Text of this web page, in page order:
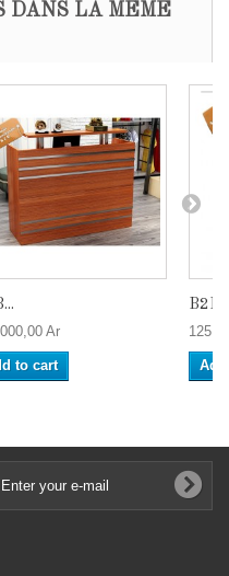
DANS LA MÊME
Ar
to cart
B2B...
125